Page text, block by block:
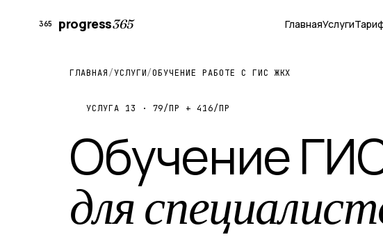
365 progress365 ГлавнаяУслуги
ГЛАВНАЯ/УСЛУГИ/ОБУЧЕНИЕ РАБОТЕ С ГИС ЖКХ
УСЛУГА 13 · 79/ПР + 416/ПР
Обучение
для